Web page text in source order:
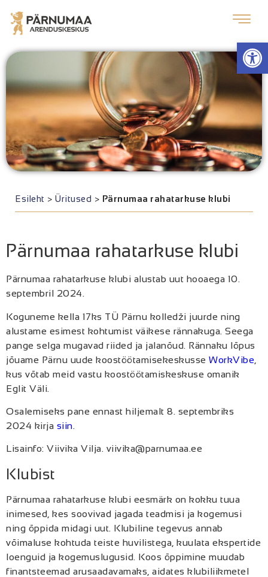
Esileht > Üritused > Pärnumaa rahatarkuse klubi
Pärnumaa rahatarkuse klubi
Pärnumaa rahatarkuse klubi alustab uut hooaega 10.
septembril 2024.
Koguneme kella 17ks TÜ Pärnu kolledži juurde ning
alustame esimest kohtumist väikese rännakuga. Seega
pange selga mugavad riided ja jalanõud. Rännaku lõpus
jõuame Pärnu uude koostöötamisekeskusse WorkVibe
kus võtab meid vastu koostöötamiskeskuse omanik
Eglit Väli.
Osalemiseks pane ennast hiljemalt 8. septembriks
2024 kirja siin.
Lisainfo: Viivika Vilja. viivika@parnumaa.ee
Klubist
Pärnumaa rahatarkuse klubi eesmärk on kokku tuua
inimesed, kes soovivad jagada teadmisi ja kogemusi
ning õppida midagi uut. Klubiline tegevus annab
võimaluse kohtuda teiste huvilistega, kuulata ekspertide
loenguid ja kogemuslugusid. Koos õppimine muudab
finantsteemad arusaadavamaks, aidates klubiliikmetel